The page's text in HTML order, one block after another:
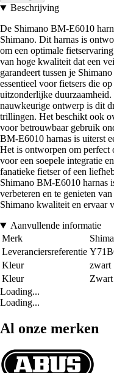
Beschrijving
De Shimano BM-E6010
Shimano. Dit harnas is
om een optimale
van hoge kwaliteit dat een
garandeert tussen je
essentieel voor fietsers die
uitzonderlijke
nauwkeurige ontwerp is dit
trillingen. Het beschikt ook
voor betrouwbaar gebruik
BM-E6010 harnas is uiterst
Het is ontworpen om perfect
voor een soepele integratie
fanatieke fietser of een
Shimano BM-E6010 harnas
verbeteren en te genieten
Shimano kwaliteit en ervaar
Aanvullende informatie
Merk
Leveranciersreferentie
Kleur
zwart
Kleur
Zwart
Loading...
Loading...
Al onze merken